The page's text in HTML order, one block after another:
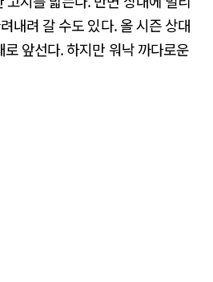
내려 갈 수도 있다. 올 시즌 상대
앞선다. 하지만 워낙 까다로운